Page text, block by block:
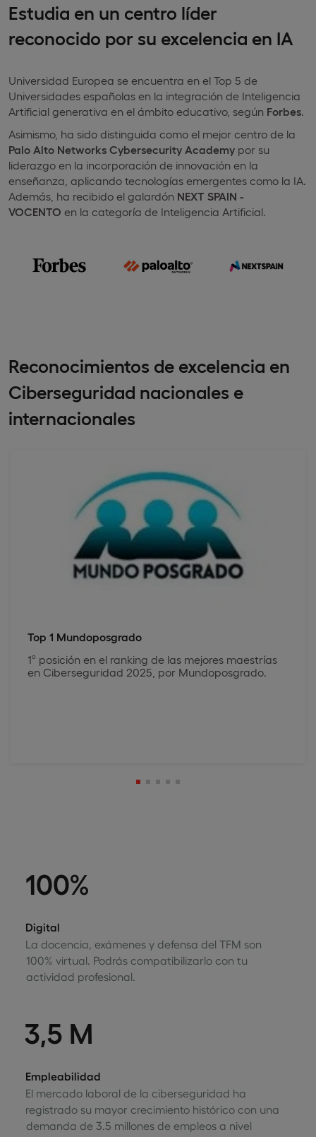
Estudia en un centro líder
reconocido por su excelencia en IA
Universidad Europea se encuentra en el Top 5 de
Universidades españolas en la integración de Inteligencia
Artificial generativa en el ámbito educativo, según Forbes.
Asimismo, ha sido distinguida como el mejor centro de la
Palo Alto Networks Cybersecurity Academy por su
liderazgo en la incorporación de innovación en la
enseñanza, aplicando tecnologías emergentes como la IA.
Además, ha recibido el galardón NEXT SPAIN -
VOCENTO en la categoría de Inteligencia Artificial.
Reconocimientos de excelencia en
Ciberseguridad nacionales e
internacionales
Top 1 Mundoposgrado
1º posición en el ranking de las mejores maestrías
en Ciberseguridad 2025, por Mundoposgrado.
100%
Digital
La docencia, exámenes y defensa del TFM son
100% virtual. Podrás compatibilizarlo con tu
actividad profesional.
3,5 M
Empleabilidad
El mercado laboral de la ciberseguridad ha
registrado su mayor crecimiento histórico con una
demanda de 3.5 millones de empleos a nivel